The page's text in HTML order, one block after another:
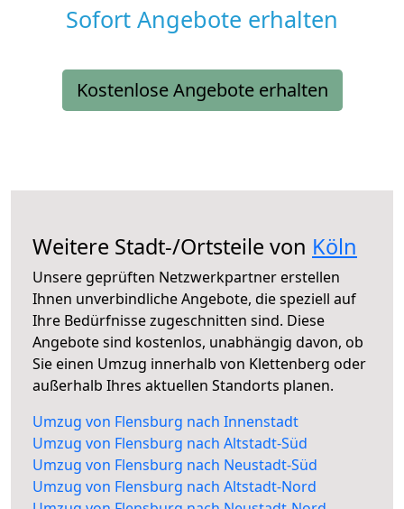
Sofort Angebote erhalten
Kostenlose Angebote erhalten
Weitere Stadt-/Ortsteile von Köln
Unsere geprüften Netzwerkpartner erstellen
Ihnen unverbindliche Angebote, die speziell auf
Ihre Bedürfnisse zugeschnitten sind. Diese
Angebote sind kostenlos, unabhängig davon, ob
Sie einen Umzug innerhalb von Klettenberg oder
außerhalb Ihres aktuellen Standorts planen.
Umzug von Flensburg nach Innenstadt
Umzug von Flensburg nach Altstadt-Süd
Umzug von Flensburg nach Neustadt-Süd
Umzug von Flensburg nach Altstadt-Nord